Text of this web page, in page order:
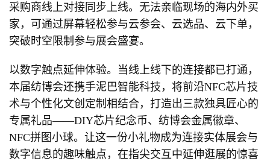
采购商线上对接同步上线。无法亲临现场的海内外买
家，可通过屏幕轻松参与云参会、云选品、云下单，
突破时空限制参与展会盛宴。
以数字触点延伸体验。当线上线下的连接都已打通，
本届纺博会还携手泥巴智能科技，将前沿NFC芯片技
术与个性化文创定制相结合，打造出三款独具匠心的
专属礼品——DIY芯片纪念币、纺博会金属徽章、
NFC拼图小球。让这一份小礼物成为连接实体展会与
数字信息的趣味触点，在指尖交互中延伸逛展的惊喜